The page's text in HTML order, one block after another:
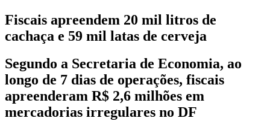
Fiscais apreendem 20 mil litros de
cachaça e 59 mil latas de cerveja
Segundo a Secretaria de Economia, ao
longo de 7 dias de operações, fiscais
apreenderam R$ 2,6 milhões em
mercadorias irregulares no DF